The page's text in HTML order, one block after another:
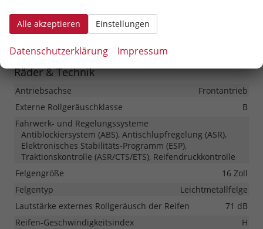
Scheiben, Verglasung
Getönte Scheiben, Privacy Glass (Heckscheibe und
Räder & Technik
Antriebsachse
Frontantrieb
Externe Rollgeräuschklasse
B
Fahrwerk- und Regelungssysteme
Antiblockiersystem (ABS), Antischlupfregelung (ASR),
Elektronisches Stabilitäts-Programm (ESP),
Traktionskontrolle (ASR/CTS/ETS), Reifendruckkontrolle
Felgengröße
16 Zoll
Felgentyp
Leichtmetallfelge
Lautstärke externes Rollgeräusch der Reifen
71 dB
Reifen-Geschwindigkeitsindex
H
Alle akzeptieren Einstellungen
Datenschutzerklärung Impressum